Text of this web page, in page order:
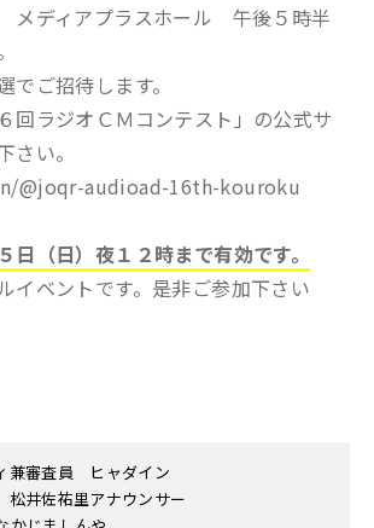
メディアプラスホール 午後５時半
でご招待します。
回ラジオＣＭコンテスト」の公式サ
さい。
@joqr-audioad-16th-kouroku
日（日）夜１２時まで有効です。
イベントです。是非ご参加下さい
兼審査員 ヒャダイン
井佐祐里アナウンサー